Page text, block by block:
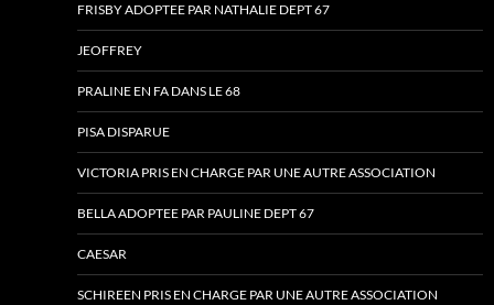
FRISBY ADOPTEE PAR NATHALIE DEPT 67
JEOFFREY
PRALINE EN FA DANS LE 68
PISA DISPARUE
VICTORIA PRIS EN CHARGE PAR UNE AUTRE ASSOCIATION
BELLA ADOPTEE PAR PAULINE DEPT 67
CAESAR
SCHIREEN PRIS EN CHARGE PAR UNE AUTRE ASSOCIATION